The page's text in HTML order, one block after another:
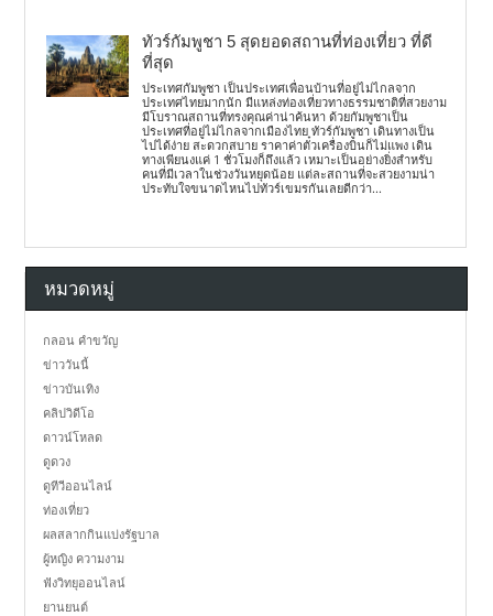
ทัวร์กัมพูชา 5 สุดยอดสถานที่ท่องเที่ยว ที่ดี
ที่สุด
ประเทศกัมพูชา เป็นประเทศเพื่อนบ้านที่อยู่ไม่ไกลจาก
ประเทศไทยมากนัก มีแหล่งท่องเที่ยวทางธรรมชาติที่สวยงาม
มีโบราณสถานที่ทรงคุณค่าน่าค้นหา ด้วยกัมพูชาเป็น
ประเทศที่อยู่ไม่ไกลจากเมืองไทย ทัวร์กัมพูชา เดินทางเป็น
ไปได้ง่าย สะดวกสบาย ราคาค่าตั๋วเครื่องบินก็ไม่แพง เดิน
ทางเพียนงแค่ 1 ชั่วโมงก็ถึงแล้ว เหมาะเป็นอย่างยิ่งสำหรับ
คนที่มีเวลาในช่วงวันหยุดน้อย แต่ละสถานที่จะสวยงามน่า
ประทับใจขนาดไหนไปทัวร์เขมรกันเลยดีกว่า...
หมวดหมู่
กลอน คำขวัญ
ข่าววันนี้
ข่าวบันเทิง
คลิปวิดีโอ
ดาวน์โหลด
ดูดวง
ดูทีวีออนไลน์
ท่องเที่ยว
ผลสลากกินแบ่งรัฐบาล
ผู้หญิง ความงาม
ฟังวิทยุออนไลน์
ยานยนต์